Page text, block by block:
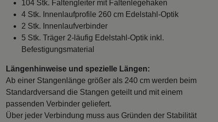
104 Stk. Faltengleiter mit Faltenlegehaken
4 Stk. Innenlaufprofile 260 cm Edelstahl-Optik
2 Stk. Innenlaufverbinder
5 Stk. Träger 2-läufig Edelstahl-Optik inkl.
Befestigungsmaterial
Längenhinweise und spezielle Längen:
Ab einer Stangenlänge größer als 240 cm werden beim
Standardversand die Stangen geteilt und mit einem
passenden Verbinder geliefert.
Über jeder Verbindung muss aus Gründen der Stabilität